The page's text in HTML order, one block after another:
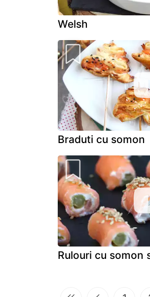
Welsh
Braduti cu somon
Rulouri cu somon